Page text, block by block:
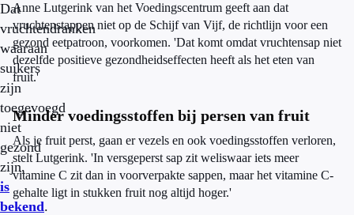
Dat
vruchtendranken
waaraan
suikers
zijn
toegevoegd
niet
gezond
zijn,
is
bekend.
Anne Lutgerink van het Voedingscentrum geeft aan dat
vruchtenstappen niet op de Schijf van Vijf, de richtlijn voor een
gezond eetpatroon, voorkomen. 'Dat komt omdat vruchtensap niet
dezelfde positieve gezondheidseffecten heeft als het eten van
fruit.'
Minder voedingsstoffen bij persen van fruit
Als je fruit perst, gaan er vezels en ook voedingsstoffen verloren,
stelt Lutgerink. 'In versgeperst sap zit weliswaar iets meer
vitamine C zit dan in voorverpakte sappen, maar het vitamine C-
gehalte ligt in stukken fruit nog altijd hoger.'